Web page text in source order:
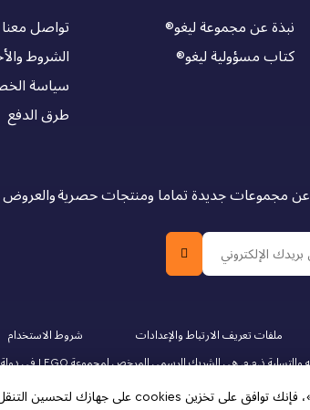
نبذة عن مجموعة ليغو®
كتاب مسؤولية ليغو®
تواصل معنا
الشروط
سياسة
طرق الدفع
جديدة تماما ومنتجات حصرية والعروض
ملفات تعريف الارتباط والإعدادات
شروط الاستخدام